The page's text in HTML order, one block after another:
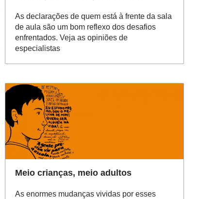
As declarações de quem está à frente da sala
de aula são um bom reflexo dos desafios
enfrentados. Veja as opiniões de
especialistas
Meio crianças, meio adultos
As enormes mudanças vividas por esses